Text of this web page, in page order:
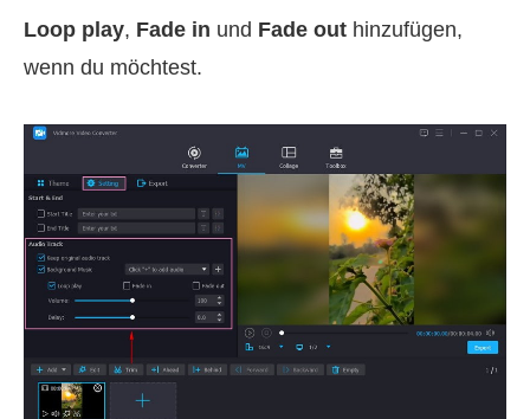
Loop play, Fade in und Fade out hinzufügen,
wenn du möchtest.